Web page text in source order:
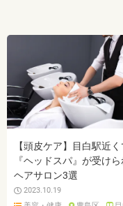
【頭皮ケア】目白駅近
『ヘッドスパ』が受けら
ヘアサロン3選
2023.10.19